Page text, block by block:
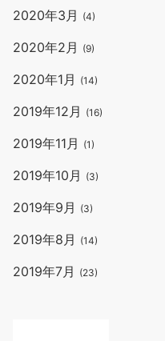
2020年3月 (4)
2020年2月 (9)
2020年1月 (14)
2019年12月 (16)
2019年11月 (1)
2019年10月 (3)
2019年9月 (3)
2019年8月 (14)
2019年7月 (23)